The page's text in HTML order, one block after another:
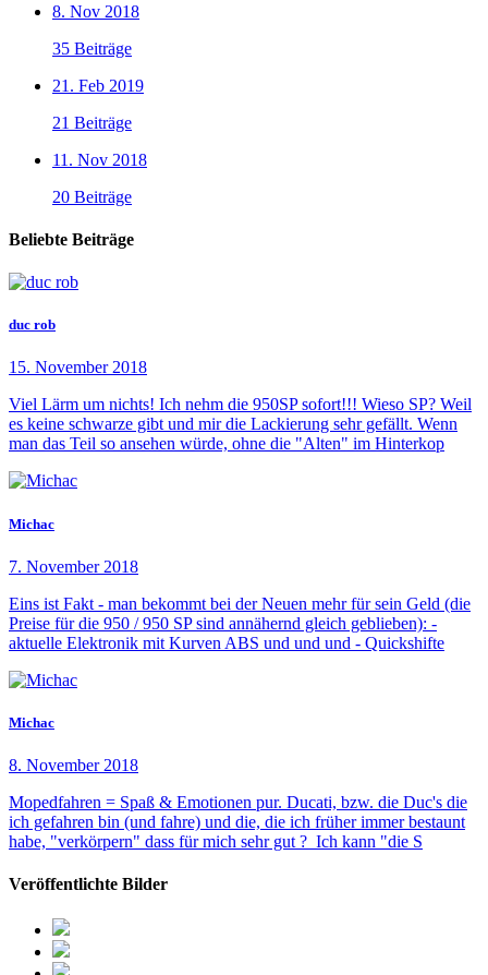
8. Nov 2018
35 Beiträge
21. Feb 2019
21 Beiträge
11. Nov 2018
20 Beiträge
Beliebte Beiträge
duc rob
15. November 2018
Viel Lärm um nichts! Ich nehm die 950SP sofort!!! Wieso SP? Weil
es keine schwarze gibt und mir die Lackierung sehr gefällt. Wenn
man das Teil so ansehen würde, ohne die "Alten" im Hinterkop
Michac
7. November 2018
Eins ist Fakt - man bekommt bei der Neuen mehr für sein Geld (die
Preise für die 950 / 950 SP sind annähernd gleich geblieben): -
aktuelle Elektronik mit Kurven ABS und und und - Quickshifte
Michac
8. November 2018
Mopedfahren = Spaß & Emotionen pur. Ducati, bzw. die Duc's die
ich gefahren bin (und fahre) und die, die ich früher immer bestaunt
habe, "verkörpern" dass für mich sehr gut ? Ich kann "die S
Veröffentlichte Bilder